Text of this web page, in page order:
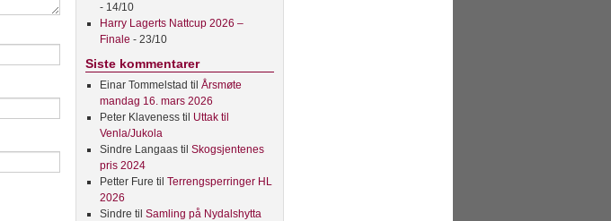
- 14/10
Harry Lagerts Nattcup 2026 –
Finale - 23/10
Siste kommentarer
Einar Tommelstad til Årsmøte
mandag 16. mars 2026
Peter Klavenesstil Uttak til
Venla/Jukola
Sindre Langaastil Skogsjentenes
pris 2024
Petter Fure til Terrengsperringer HL
2026
Sindre til Samling på Nydalshytta